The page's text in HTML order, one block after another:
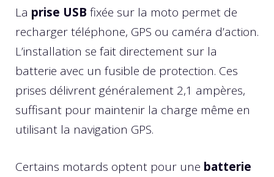
La prise USB fixée sur la moto permet de
recharger téléphone, GPS ou caméra d’action.
L’installation se fait directement sur la
batterie avec un fusible de protection. Ces
prises délivrent généralement 2,1 ampères,
suffisant pour maintenir la charge même en
utilisant la navigation GPS.
Certains motards optent pour une batterie